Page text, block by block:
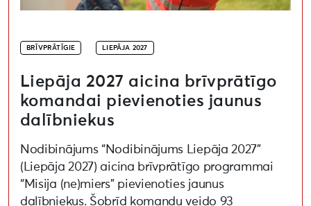
BRĪVPRĀTĪGIE LIEPĀJA 2027
Liepāja 2027 aicina brīvprātīgo
komandai pievienoties jaunus
dalībniekus
Nodibinājums “Nodibinājums Liepāja 2027”
(Liepāja 2027) aicina brīvprātīgo programmai
“Misija (ne)miers” pievienoties jaunus
dalībniekus. Šobrīd komandu veido 93